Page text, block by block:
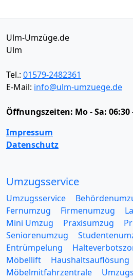
Ulm-Umzüge.de
Ulm
Tel.: 01579-2482361
E-Mail: info@ulm-umzuege.de
Öffnungszeiten: Mo - Sa:
Impressum
Datenschutz
Umzugsservice
Umzugsservice
Fernumzug
Firmenumzug
Mini Umzug
Praxisumzug
Seniorenumzug
Entrümpelung
Möbellift
Haushaltsauflösung
Möbelmitfahrzentrale